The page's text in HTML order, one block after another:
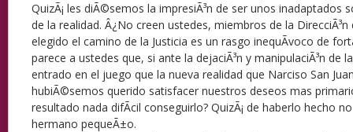
QuizÃ¡ les diÃ©semos la impresiÃ³n de ser unos inadaptados
de la realidad. Â¿No creen ustedes, miembros de la
elegido el camino de la Justicia es un rasgo inequÃ­voco de
parece a ustedes que, si ante la dejaciÃ³n y manipulaciÃ³n de
entrado en el juego que la nueva realidad que Narciso San
hubiÃ©semos querido satisfacer nuestros deseos mas
resultado nada difÃ­cil conseguirlo? QuizÃ¡ de haberlo hecho
hermano pequeÃ±o.